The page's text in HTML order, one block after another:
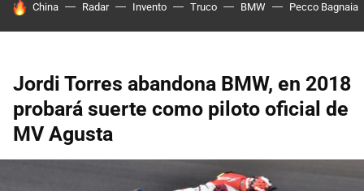
HOY SE HABLA DE
China Radar Invento Truco BMW Pecco Bagnaia
Jordi Torres abandona BMW, en 2018
probará suerte como piloto oficial de
MV Agusta